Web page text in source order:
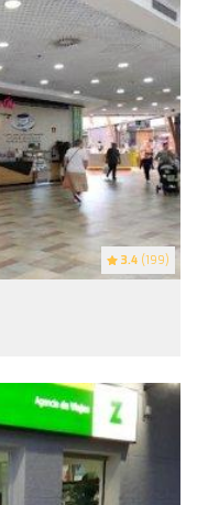
3.4 (199)